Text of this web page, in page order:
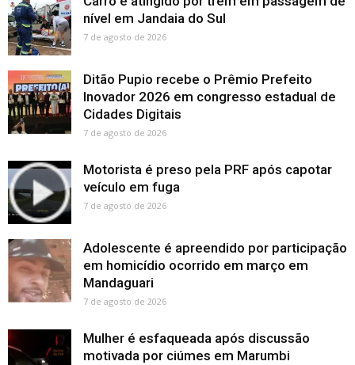
nível em Jandaia do Sul
7 de agosto de 2026
Ditão Pupio recebe o Prêmio Prefeito
Inovador 2026 em congresso estadual de
Cidades Digitais
7 de agosto de 2026
Motorista é preso pela PRF após capotar
veículo em fuga
7 de agosto de 2026
Adolescente é apreendido por participação
em homicídio ocorrido em março em
Mandaguari
7 de agosto de 2026
Mulher é esfaqueada após discussão
motivada por ciúmes em Marumbi